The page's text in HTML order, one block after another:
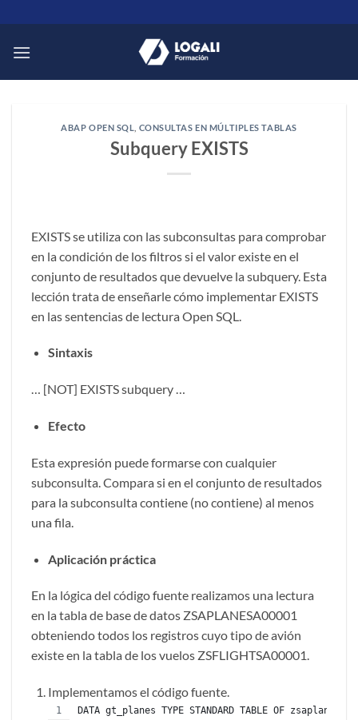
al
contenido
ABAP OPEN SQL CONSULTAS EN MÚLTIPLES TABLAS
Subquery EXISTS
EXISTS se utiliza con las subconsultas para comprobar
en la condición de los filtros si el valor existe en el
conjunto de resultados que devuelve la subquery. Esta
lección trata de enseñarle cómo implementar EXISTS
en las sentencias de lectura Open SQL.
Sintaxis
… [NOT] EXISTS subquery …
Efecto
Esta expresión puede formarse con cualquier
subconsulta. Compara si en el conjunto de resultados
para la subconsulta contiene (no contiene) al menos
una fila.
Aplicación práctica
En la lógica del código fuente realizamos una lectura
en la tabla de base de datos ZSAPLANESA00001
obteniendo todos los registros cuyo tipo de avión
existe en la tabla de los vuelos ZSFLIGHTSA00001.
Implementamos el código fuente.
DATA gt_planes TYPE STANDARD TABLE OF